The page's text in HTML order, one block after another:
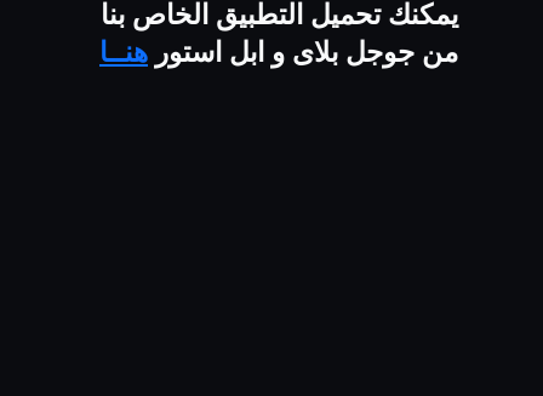
يمكنك تحميل التطبيق الخاص بنا
من جوجل بلاى و ابل استور هنــا